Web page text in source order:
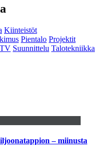
Kiinteistöt
Pientalo Projektit
Suunnittelu Talotekniikka
– miinusta